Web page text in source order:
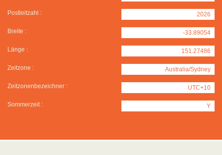
Postleitzahl : 2026
Breite : -33.89054
Länge : 151.27486
Zeitzone : Australia/Sydney
Zeitzonenbezeichner : UTC+10
Sommerzeit : Y